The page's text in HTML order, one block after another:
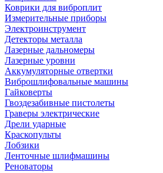
Коврики для виброплит
Измерительные приборы
Электроинструмент
Детекторы металла
Лазерные дальномеры
Лазерные уровни
Аккумуляторные отвертки
Виброшлифовальные машины
Гайковерты
Гвоздезабивные пистолеты
Граверы электрические
Дрели ударные
Краскопульты
Лобзики
Ленточные шлифмашины
Реноваторы